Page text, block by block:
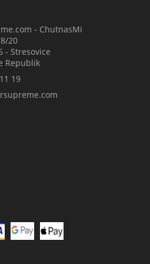
- ChutnasMi
20
- Stresovice
Republik
19